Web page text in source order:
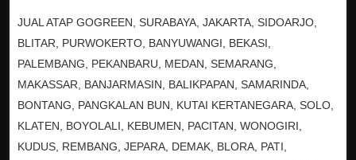
JUAL ATAP GOGREEN, SURABAYA, JAKARTA, SIDOARJO,
BLITAR, PURWOKERTO, BANYUWANGI, BEKASI,
PALEMBANG, PEKANBARU, MEDAN, SEMARANG,
MAKASSAR, BANJARMASIN, BALIKPAPAN, SAMARINDA,
BONTANG, PANGKALAN BUN, KUTAI KERTANEGARA, SOLO,
KLATEN, BOYOLALI, KEBUMEN, PACITAN, WONOGIRI,
KUDUS, REMBANG, JEPARA, DEMAK, BLORA, PATI,